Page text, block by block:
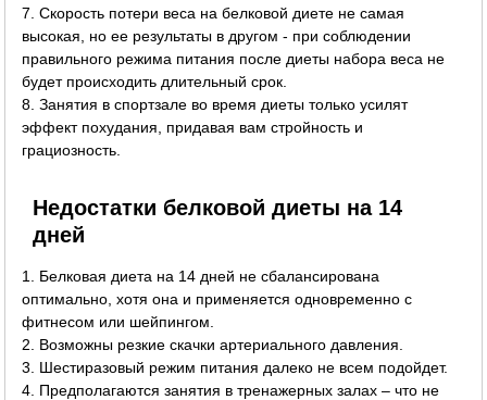
7. Скорость потери веса на белковой диете не самая
высокая, но ее результаты в другом - при соблюдении
правильного режима питания после диеты набора веса не
будет происходить длительный срок.
8. Занятия в спортзале во время диеты только усилят
эффект похудания, придавая вам стройность и
грациозность.
Недостатки белковой диеты на 14
дней
1. Белковая диета на 14 дней не сбалансирована
оптимально, хотя она и применяется одновременно с
фитнесом или шейпингом.
2. Возможны резкие скачки артериального давления.
3. Шестиразовый режим питания далеко не всем подойдет.
4. Предполагаются занятия в тренажерных залах – что не